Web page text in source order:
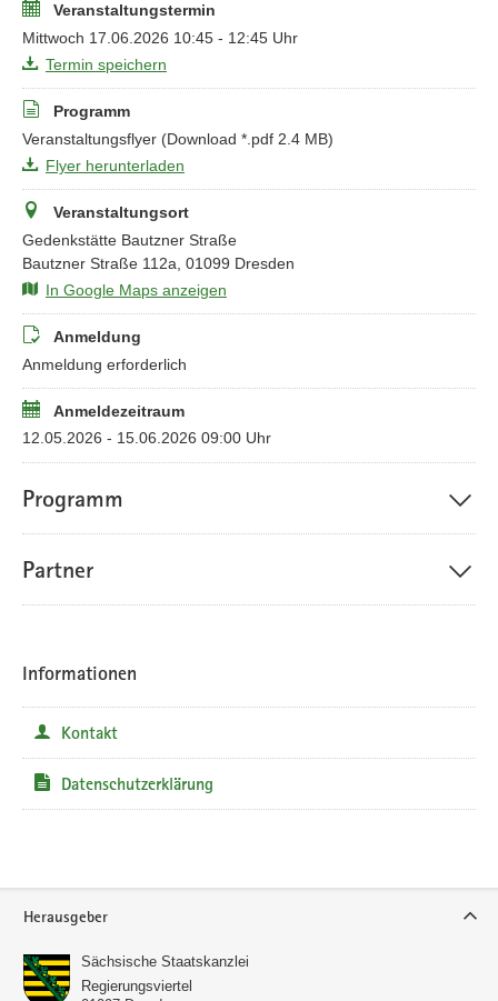
Veranstaltungstermin
Mittwoch 17.06.2026 10:45 - 12:45 Uhr
Termin speichern
Programm
Veranstaltungsflyer (Download *.pdf 2.4 MB)
Flyer herunterladen
Veranstaltungsort
Gedenkstätte Bautzner Straße
Bautzner Straße 112a, 01099 Dresden
In Google Maps anzeigen
Anmeldung
Anmeldung erforderlich
Anmeldezeitraum
12.05.2026 - 15.06.2026 09:00 Uhr
Programm
Partner
Informationen
Kontakt
Datenschutzerklärung
Herausgeber
Sächsische Staatskanzlei
Regierungsviertel